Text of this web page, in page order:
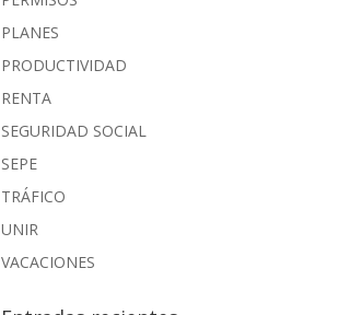
PLANES
PRODUCTIVIDAD
RENTA
SEGURIDAD SOCIAL
SEPE
TRÁFICO
UNIR
VACACIONES